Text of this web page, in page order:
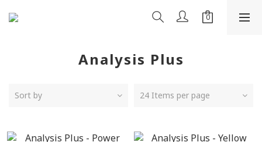
Analysis Plus
Sort by 24 Items per page